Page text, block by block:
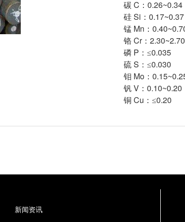
碳 C ： 0.26~0.34
硅 Si ： 0.17~0.37
锰 Mn ：
铬 Cr： 2.30~2.70
磷 P ：≤0.035
硫 S ：≤0.030
钼 Mo ：
钒 V ： 0.10~0.20
铜 Cu ：≤0.20
新闻资讯